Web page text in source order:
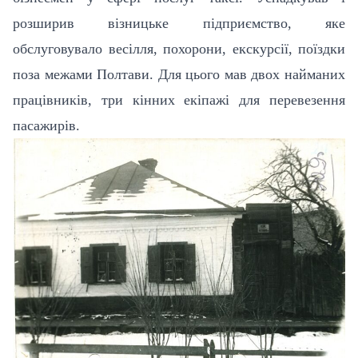
розширив візницьке підприємство, яке
обслуговувало весілля, похорони, екскурсії, поїздки
поза межами Полтави. Для цього мав двох найманих
працівників, три кінних екіпажі для перевезення
пасажирів.